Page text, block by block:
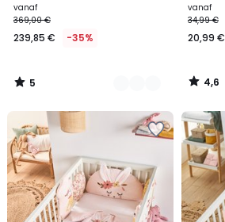
Prijs
vanaf
239,85
In
plaats
369,00
€
35%
korting
toegepast.
vanaf
369,00 €
239,85 € -35%
5
/
vanaf
34,99 €
20,99 €
4,6
/